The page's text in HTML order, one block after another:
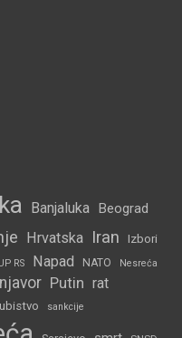
Banjaluka Beograd
Hrvatska Iran Izbori
RS Napad NATO Nesreća
Putin rat
sankcije